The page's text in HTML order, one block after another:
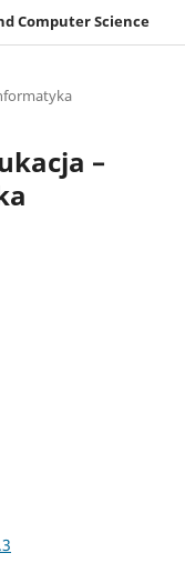
Computer Science
–